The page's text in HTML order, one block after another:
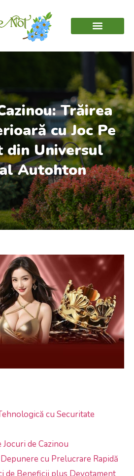
Trăirea
cu Joc Pe
din Universul
Autohton
cu Securitate
Jocuri de Cazinou
cu Prelucrare Rapidă
de Beneficii plus Devotament